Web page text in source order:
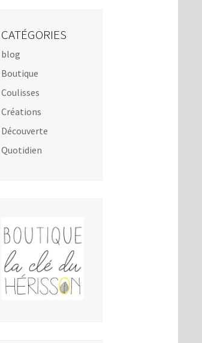
CATÉGORIES
blog
Boutique
Coulisses
Créations
Découverte
Quotidien